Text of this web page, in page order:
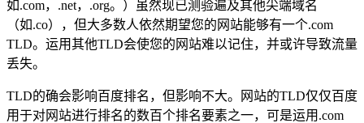
如.com，.net，.org。）虽然现已测验遍及其他尖端域名
（如.co），但大多数人依然期望您的网站能够有一个.com
TLD。运用其他TLD会使您的网站难以记住，并或许导致流量
丢失。
TLD的确会影响百度排名，但影响不大。网站的TLD仅仅百度
用于对网站进行排名的数百个排名要素之一，可是运用.com